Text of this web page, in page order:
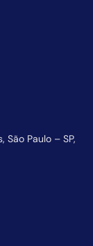
São Paulo – SP,